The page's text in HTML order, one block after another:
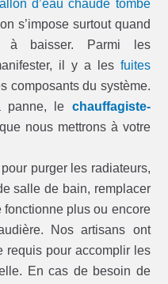
d’eau chaude tombe
s’impose surtout quand
à baisser. Parmi les
il y a les fuites
composants du système.
panne, le chauffagiste-
que nous mettrons à votre
purger les radiateurs,
salle de bain, remplacer
fonctionne plus ou encore
Nos artisans ont
requis pour accomplir les
En cas de besoin de